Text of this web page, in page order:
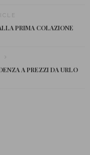
PRIMA COLAZIONE
A PREZZI DA URLO